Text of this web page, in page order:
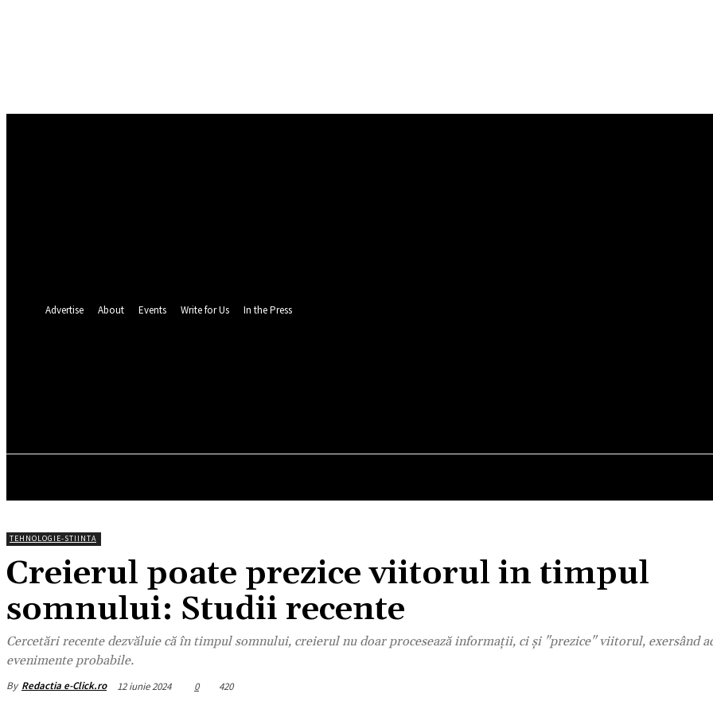
Advertise About Events Write for Us In the Press
TEHNOLOGIE-STIINTA
Creierul poate prezice viitorul in timpul
somnului: Studii recente
Cercetări recente dezvăluie că în timpul somnului, creierul nu doar procesează informații, ci și "prezice" viitorul, exersând
evenimente probabile.
By Redactia e-Click.ro 12 iunie 2024 0 420